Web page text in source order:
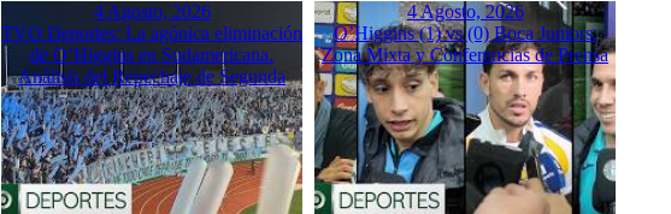
4 Agosto, 2026
TVO Deportes: La agónica eliminación
de O’Higgins en Sudamericana.
Análisis del Repechaje de Segunda
4 Agosto, 2026
O’Higgins (1) vs (0) Boca Juniors:
Zona Mixta y Conferencias de Prensa